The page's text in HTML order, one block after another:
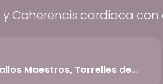
Coherencis cardiaca
Maestros, Torrelles de…